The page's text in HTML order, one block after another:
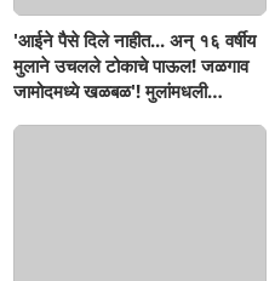
'आईने पैसे दिले नाहीत... अन् १६ वर्षीय
मुलाने उचलले टोकाचे पाऊल! जळगाव
जामोदमध्ये खळबळ'! मुलांमधली